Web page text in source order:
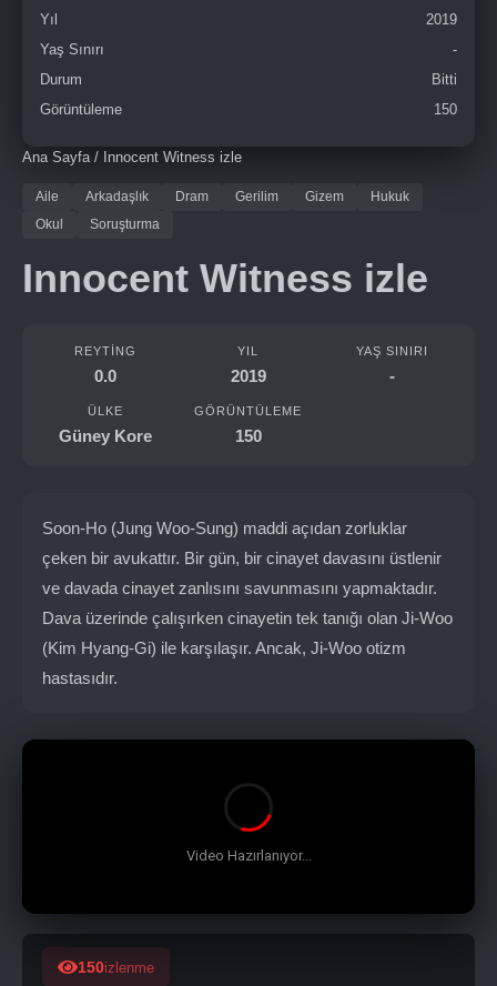
Yıl
2019
Yaş Sınırı
-
Durum
Bitti
Görüntüleme
150
Ana Sayfa/ Innocent Witness izle
Aile Arkadaşlık Dram Gerilim Gizem
Hukuk
Okul
Soruşturma
Innocent Witness izle
REYTING
0.0
YIL
2019
YAŞ SINIRI
-
ÜLKE
Güney Kore
GÖRÜNTÜLEME
150
Soon-Ho (Jung Woo-Sung) maddi açıdan zorluklar
çeken bir avukattır. Bir gün, bir cinayet davasını üstlenir
ve davada cinayet zanlısını savunmasını yapmaktadır.
Dava üzerinde çalışırken cinayetin tek tanığı olan Ji-Woo
(Kim Hyang-Gi) ile karşılaşır. Ancak, Ji-Woo otizm
hastasıdır.
150izlenme